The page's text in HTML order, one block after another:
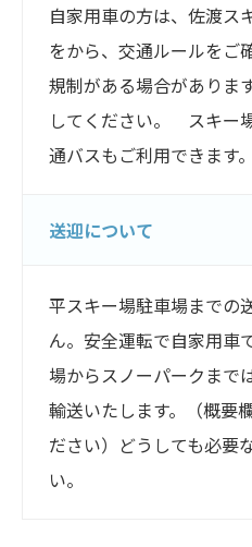
自家用車の方は、佐渡ス
をから、交通ルールをご
規制がある場合がありま
してください。 スキー
通バスもご利用できます。
送迎について
平スキー場駐車場までの
ん。安全運転で自家用車
場からスノーパークまで
輸送いたします。（概要
ださい）どうしても必要
い。